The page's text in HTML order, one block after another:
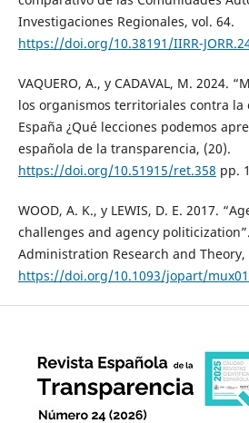
Investigaciones Regionales, vol. 64.
https://doi.org/10.38191/IIRR-
VAQUERO, A., y CADAVAL, M. 2024.
los organismos territoriales contra
España ¿Qué lecciones podemos
española de la transparencia, (20).
https://doi.org/10.51915/ret.358 pp.
WOOD, A. K., y LEWIS, D. E. 2017.
challenges and agency
Administration Research and Theory,
https://doi.org/10.1093/jopart/